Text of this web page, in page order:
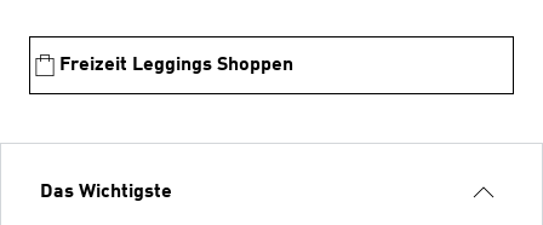
Freizeit Leggings Shoppen
Das Wichtigste